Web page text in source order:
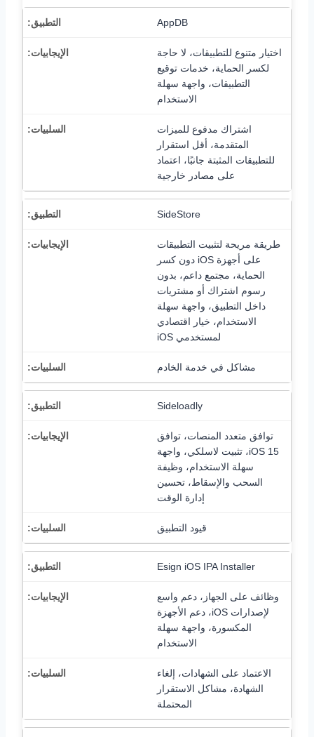
AppDB
اختيار متنوع للتطبيقات، لا حاجة
لكسر الحماية، خدمات توقيع
التطبيقات، واجهة سهلة
الاستخدام
اشتراك مدفوع للميزات
المتقدمة، أقل استقرار
للتطبيقات المثبتة جانبًا، اعتماد
على مصادر خارجية
SideStore
طريقة مريحة لتثبيت التطبيقات
على أجهزة iOS دون كسر
الحماية، مجتمع داعم، بدون
رسوم اشتراك أو مشتريات
داخل التطبيق، واجهة سهلة
الاستخدام، خيار اقتصادي
لمستخدمي iOS
مشاكل في خدمة الخادم
Sideloadly
توافق متعدد المنصات، توافق
iOS 15، تثبيت لاسلكي، واجهة
سهلة الاستخدام، وظيفة
السحب والإسقاط، تحسين
إدارة الوقت
قيود التطبيق
Esign iOS IPA Installer
وظائف على الجهاز، دعم واسع
لإصدارات iOS، دعم الأجهزة
المكسورة، واجهة سهلة
الاستخدام
الاعتماد على الشهادات، إلغاء
الشهادة، مشاكل الاستقرار
المحتملة